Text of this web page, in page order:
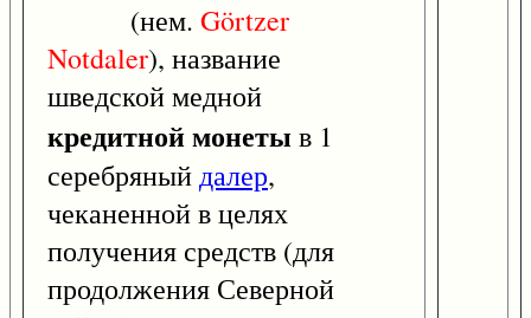
(нем. Görtzer
Notdaler), название
шведской медной
кредитной монеты в 1
серебряныйдалер,
чеканенной в целях
получения средств (для
продолжения Северной